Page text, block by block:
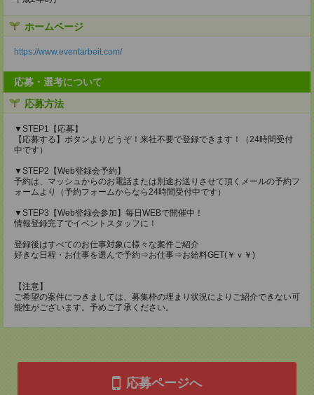
ホームページ
https://www.eventarbeit.com/
応募・選考について
応募方法
▼STEP1【応募】
【応募する】ボタンよりどうぞ！来社不要で登録できます！（24時間受付
中です）
▼STEP2【Web登録会予約】
予約は、マッシュからのお電話または別途お送りさせて頂くメールの予約フ
ォームより（予約フォームからなら24時間受付中です）
▼STEP3【Web登録会参加】毎日WEBで開催中！
情報登録完了でイベントスタッフに！
登録後はすべてのお仕事対象に様々な案件ご紹介
好きな日程・お仕事を選んで予約⇒お仕事⇒お給料GET(￥ｖ￥)
【注意】
ご希望の案件につきましては、募集枠の埋まり状況によりご紹介できない可
能性がございます。予めご了承ください。
応募ページへ